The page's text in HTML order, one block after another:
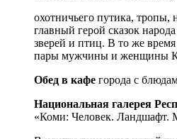
охотничьего путика, тропы,
главный герой сказок
зверей и птиц. В то же
пары мужчины и женщины
Обед в кафе города с
Национальная галерея
«Коми: Человек. Ландшафт.